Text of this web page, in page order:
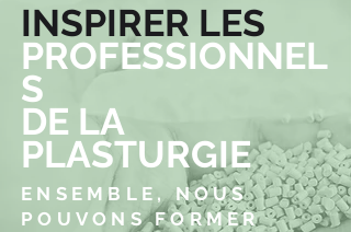
INSPIRER LES
PROFESSIONNEL
S
DE LA
PLASTURGIE
ENSEMBLE, NOUS
POUVONS FORMER